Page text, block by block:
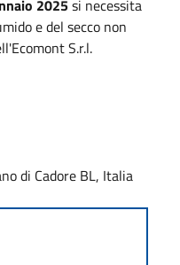
2025si necessita
e del secco non
S.r.l.
di Cadore BL, Italia